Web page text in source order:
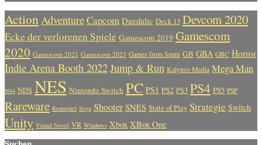
Action AdventureCapcom Daedalic Deck 13 Devcom 2020
Ecke der verlorenen Spiele Gamescom 2019 Gamescom
2020 Gamescom 2021 Gamescom 2023 Games from Spain GB GBA GBC Horror
Indie Arena Booth 2022Jump & Run Kalypso Media Mega Man
N64 NDS NES Nintendo Switch PC PS1 PS2 PS3 PS4 PS5 PSP
Rareware Rennspiel Sega Shooter SNES State of Play Strategie Switch
Unity Visual Novel VR Windows Xbox XBox One